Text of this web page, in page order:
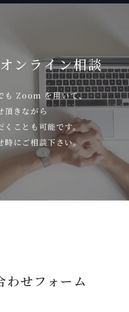
ンライン相談
も Zoom を用いて、
頂きながら
くことも可能です。
時にご相談下さい。
わせフォーム